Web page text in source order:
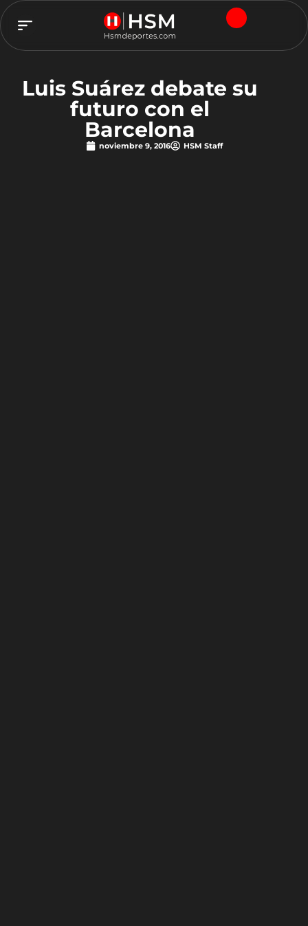
Luis Suárez debate su
futuro con el
Barcelona
noviembre 9, 2016 HSM Staff